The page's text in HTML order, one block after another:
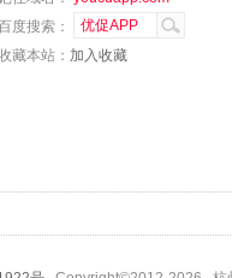
度搜索：
藏本站： 加入收藏